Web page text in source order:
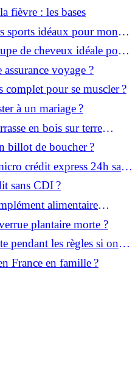
fièvre : les bases
sports idéaux pour mon
de cheveux idéale pour
voyage ?
complet pour se muscler ?
à un mariage ?
en bois sur terre
billot de boucher ?
crédit express 24h sans
sans CDI ?
alimentaire
avis dans cet article
plantaire morte ?
pendant les règles si on
France en famille ?